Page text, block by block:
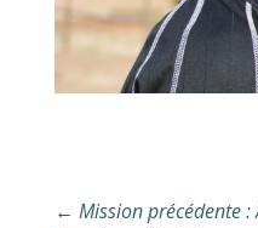
← Mission précédente